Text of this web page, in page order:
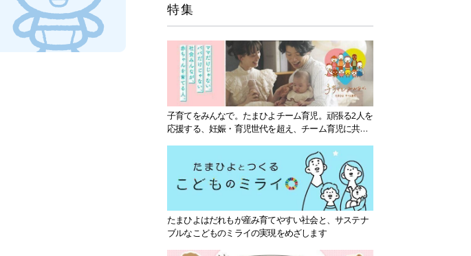
特集
子育てをみんなで。たまひよチーム育児。頑張る2人を
応援する、妊娠・育児世代を超え、チーム育児に共感
たまひよはだれもが産み育てやすい社会と、サステナ
ブルなこどものミライの実現をめざします